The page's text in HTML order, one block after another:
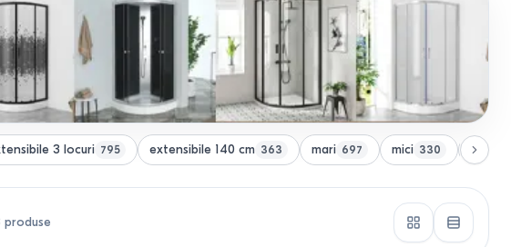
3 locuri 795 extensibile 140 cm 363 mari 697 mici 330
produse